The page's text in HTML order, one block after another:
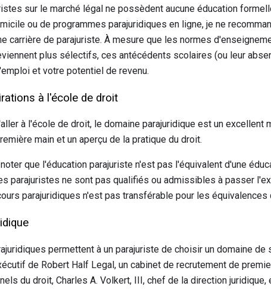
sur le marché légal ne possèdent aucune éducation
ou de programmes parajuridiques en ligne, je ne
carrière de parajuriste. À mesure que les normes
plus sélectifs, ces antécédents scolaires (ou leur
et votre potentiel de revenu.
à l'école de droit
à l'école de droit, le domaine parajuridique est un excellent
main et un aperçu de la pratique du droit.
que l'éducation parajuriste n'est pas l'équivalent d'une
parajuristes ne sont pas qualifiés ou admissibles à passer
parajuridiques n'est pas transférable pour les
permettent à un parajuriste de choisir un domaine de
de Robert Half Legal, un cabinet de recrutement de
du droit, Charles A. Volkert, III, chef de la direction